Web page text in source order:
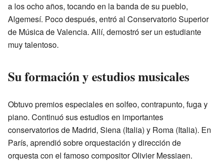
a los ocho años, tocando en la banda de su pueblo,
Algemesí. Poco después, entró al Conservatorio Superior
de Música de Valencia. Allí, demostró ser un estudiante
muy talentoso.
Su formación y estudios musicales
Obtuvo premios especiales en solfeo, contrapunto, fuga y
piano. Continuó sus estudios en importantes
conservatorios de Madrid, Siena (Italia) y Roma (Italia). En
París, aprendió sobre orquestación y dirección de
orquesta con el famoso compositor Olivier Messiaen.